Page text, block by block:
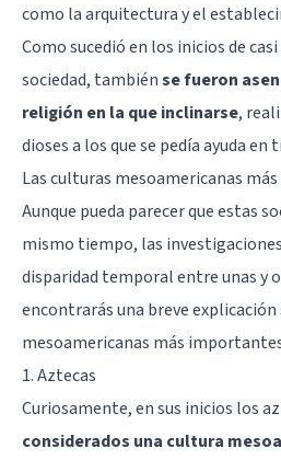
como la arquitectura y el
Como sucedió en los inicios de
sociedad, tambiénse fueron
religión en la que inclinarse,
dioses a los que se pedía ayuda
Las culturas mesoamericanas
Aunque pueda parecer que estas
mismo tiempo, las
disparidad temporal entre unas y
encontrarás una breve
mesoamericanas más
1. Aztecas
Curiosamente, en sus inicios los
considerados una cultura